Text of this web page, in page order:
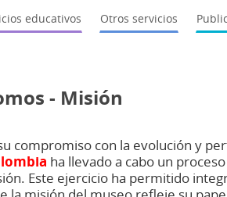
educativos Otros servicios
- Misión
compromiso con la evolución y
ha llevado a cabo un
Este ejercicio ha permitido